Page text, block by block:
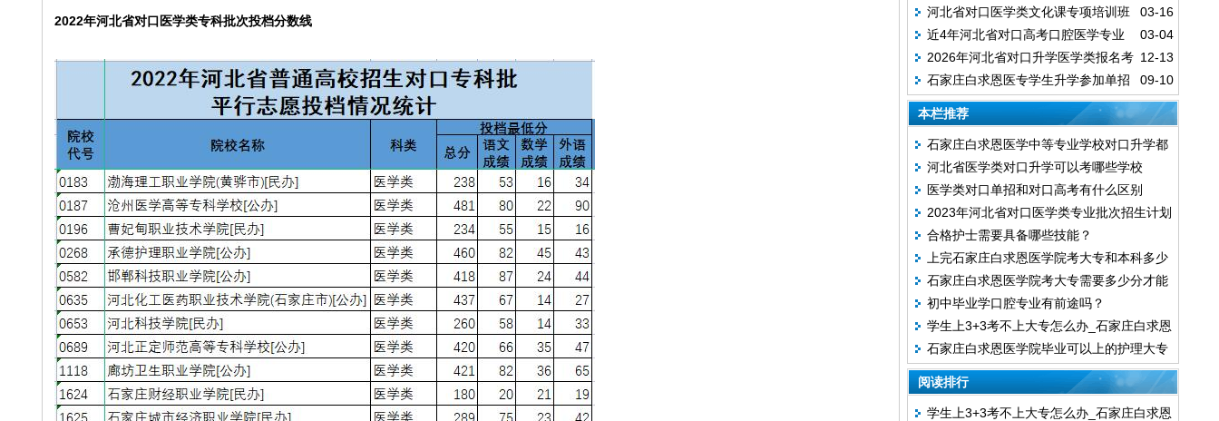
2022年河北省对口医学类专科批次投档分数线
医学类专业考试成绩4月1日正式开放查询03-16
河北省对口医学类文化课专项培训班
03-04
近4年河北省对口高考口腔医学专业
录取分数参考
12-13
2026年河北省对口升学医学类报名考
试时间安排
09-10
石家庄白求恩医专学生升学参加单招
还是对口高考?
本栏推荐
石家庄白求恩医学中等专业学校对口升学都
考什么
河北省医学类对口升学可以考哪些学校
医学类对口单招和对口高考有什么区别
2023年河北省对口医学类专业批次招生计划
合格护士需要具备哪些技能？
上完石家庄白求恩医学院考大专和本科多少
分能录取？
石家庄白求恩医学院考大专需要多少分才能
考上？
初中毕业学口腔专业有前途吗？
学生上3+3考不上大专怎么办_石家庄白求恩
医学院
石家庄白求恩医学院毕业可以上的护理大专
院校有哪些？
阅读排行
学生上3+3考不上大专怎么办_石家庄白求恩